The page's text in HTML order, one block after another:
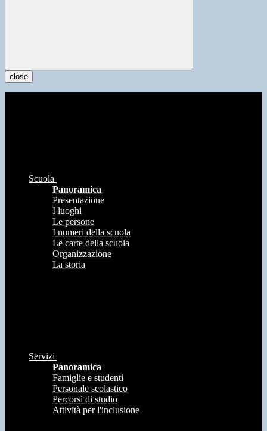
close
Scuola
Panoramica
Presentazione
I luoghi
Le persone
I numeri della scuola
Le carte della scuola
Organizzazione
La storia
Servizi
Panoramica
Famiglie e studenti
Personale scolastico
Percorsi di studio
Attività per l'inclusione